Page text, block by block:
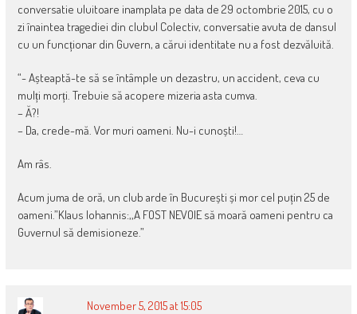
conversatie uluitoare inamplata pe data de 29 octombrie 2015, cu o
zi înaintea tragediei din clubul Colectiv, conversatie avuta de dansul
cu un funcționar din Guvern, a cărui identitate nu a fost dezvăluită.
“- Așteaptă-te să se întâmple un dezastru, un accident, ceva cu
mulți morți. Trebuie să acopere mizeria asta cumva.
– Ă?!
– Da, crede-mă. Vor muri oameni. Nu-i cunoști!…
Am râs.
Acum juma de oră, un club arde în București și mor cel puțin 25 de
oameni.”Klaus Iohannis:,,A FOST NEVOIE să moară oameni pentru ca
Guvernul să demisioneze.”
November 5, 2015 at 15:05